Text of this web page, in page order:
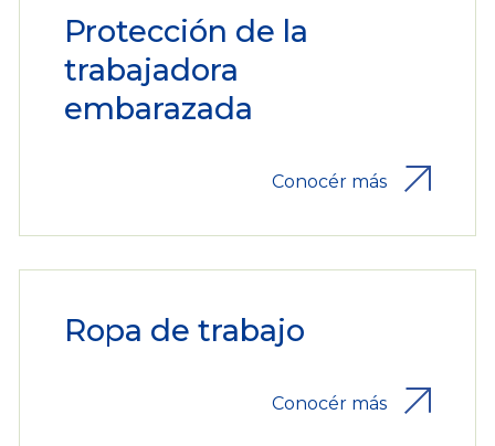
Protección de la
trabajadora
embarazada
Conocér más
Ropa de trabajo
Conocér más